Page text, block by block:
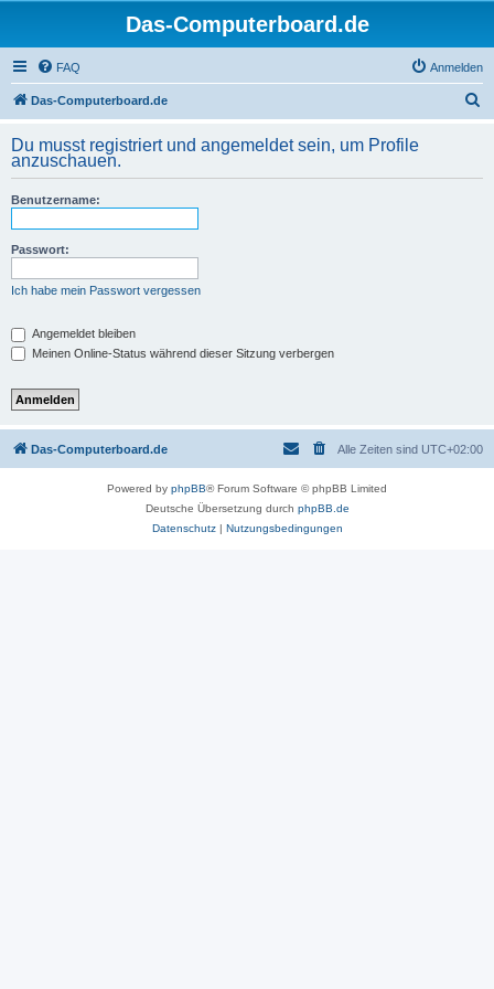
Das-Computerboard.de
FAQ Anmelden
Das-Computerboard.de
h
Du musst registriert und angemeldet sein, um Profile
anzuschauen.
Benutzername:
Passwort:
Ich habe mein Passwort vergessen
Angemeldet bleiben
Meinen Online-Status während dieser Sitzung verbergen
Das-Computerboard.de Alle Zeiten sind UTC+02:00
Powered by phpBB® Forum Software © phpBB Limited
Deutsche Übersetzung durch phpBB.de
Datenschutz| Nutzungsbedingungen